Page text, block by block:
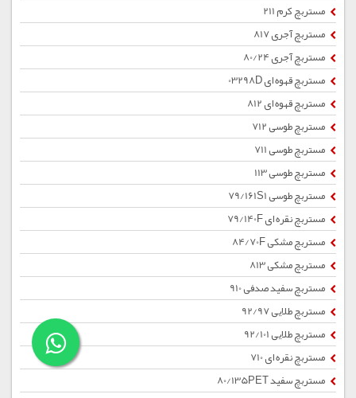
مستربچ کرم 211
مستربچ آجری 817
مستربچ آجری 80/24
مستربچ قهوه ای 03298D
مستربچ قهوه ای 812
مستربچ طوسی 712
مستربچ طوسی 711
مستربچ طوسی 113
مستربچ طوسی 79/161S1
مستربچ نقره ای 79/140F
مستربچ مشکی 84/70F
مستربچ مشکی 813
مستربچ سفید صدفی 910
مستربچ طلایی 92/97
مستربچ طلایی 92/101
مستربچ نقره ای 710
مستربچ سفید 80/135PET